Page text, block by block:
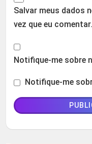
Salvar meus dados
vez que eu comentar.
Notifique-me sobre
Notifique-me